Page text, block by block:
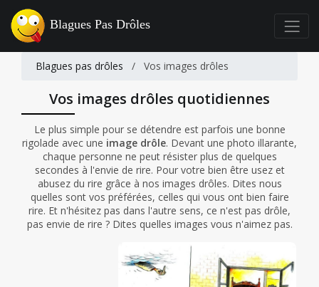
Blagues Pas Drôles
Blagues pas drôles / Vos images drôles
Vos images drôles quotidiennes
Le plus simple pour se détendre est parfois une bonne
rigolade avec une image drôle. Devant une photo illarante,
chaque personne ne peut résister plus de quelques
secondes à l'envie de rire. Pour votre bien être usez et
abusez du rire grâce à nos images drôles. Dites nous
quelles sont vos préférées, celles qui vous ont bien faire
rire. Et n'hésitez pas dans l'autre sens, ce n'est pas drôle,
pas envie de rire ? Dites quelles images vous n'aimez pas.